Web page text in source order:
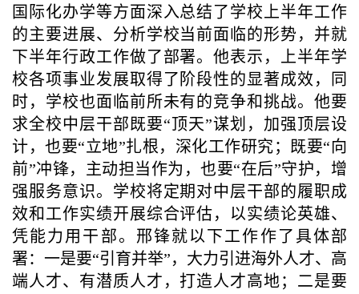
国际化办学等方面深入总结了学校上半年工作
的主要进展、分析学校当前面临的形势，并就
下半年行政工作做了部署。他表示，上半年学
校各项事业发展取得了阶段性的显著成效，同
时，学校也面临前所未有的竞争和挑战。他要
求全校中层干部既要“顶天”谋划，加强顶层设
计，也要“立地”扎根，深化工作研究；既要“向
前”冲锋，主动担当作为，也要“在后”守护，增
强服务意识。学校将定期对中层干部的履职成
效和工作实绩开展综合评估，以实绩论英雄、
凭能力用干部。邢锋就以下工作作了具体部
署：一是要“引育并举”，大力引进海外人才、高
端人才、有潜质人才，打造人才高地；二是要